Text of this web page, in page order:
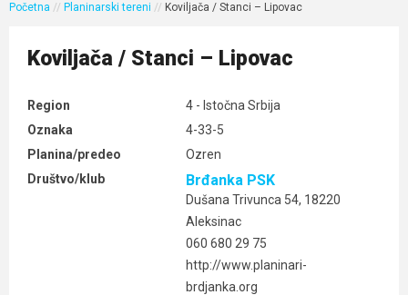
Početna // Planinarski tereni // Koviljača / Stanci – Lipovac
Koviljača / Stanci – Lipovac
Region
4 - Istočna Srbija
Oznaka
4-33-5
Planina/predeo
Ozren
Društvo/klub
Brđanka PSK
Dušana Trivunca 54, 18220
Aleksinac
060 680 29 75
http://www.planinari-
brdjanka.org